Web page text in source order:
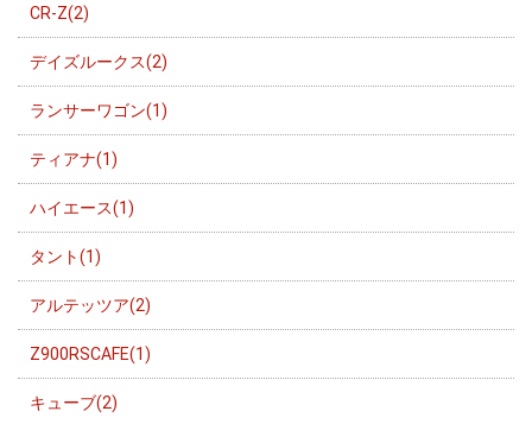
CR-Z(2)
デイズルークス(2)
ランサーワゴン(1)
ティアナ(1)
ハイエース(1)
タント(1)
アルテッツア(2)
Z900RSCAFE(1)
キューブ(2)